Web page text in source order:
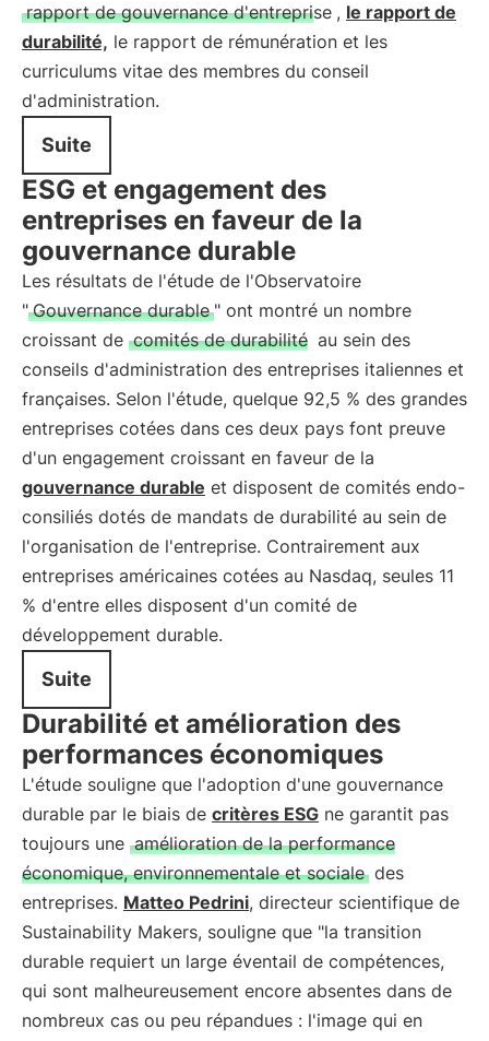
rapport de gouvernance d'entreprise , le rapport de
durabilité, le rapport de rémunération et les
curriculums vitae des membres du conseil
d'administration.
Suite
ESG et engagement des
entreprises en faveur de la
gouvernance durable
Les résultats de l'étude de l'Observatoire
" Gouvernance durable " ont montré un nombre
croissant de comités de durabilité au sein des
conseils d'administration des entreprises italiennes et
françaises. Selon l'étude, quelque 92,5 % des grandes
entreprises cotées dans ces deux pays font preuve
d'un engagement croissant en faveur de la
gouvernance durable et disposent de comités endo-
consiliés dotés de mandats de durabilité au sein de
l'organisation de l'entreprise. Contrairement aux
entreprises américaines cotées au Nasdaq, seules 11
% d'entre elles disposent d'un comité de
développement durable.
Suite
Durabilité et amélioration des
performances économiques
L'étude souligne que l'adoption d'une gouvernance
durable par le biais de critères ESG ne garantit pas
toujours une amélioration de la performance
économique, environnementale et sociale des
entreprises. Matteo Pedrini, directeur scientifique de
Sustainability Makers, souligne que "la transition
durable requiert un large éventail de compétences,
qui sont malheureusement encore absentes dans de
nombreux cas ou peu répandues : l'image qui en